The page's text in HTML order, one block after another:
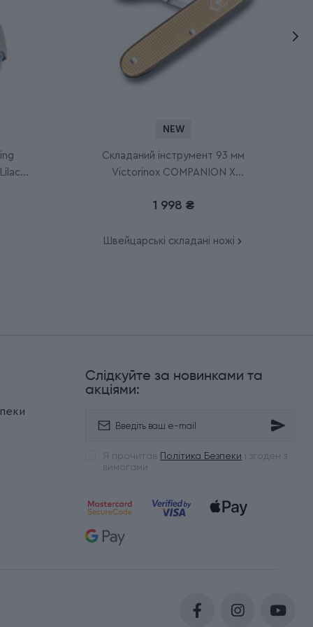
NEW
Складаний інструмент 93 мм
Victorinox COMPANION X
1 998 ₴
Швейцарські складані ножі
Слідкуйте за новинками та
акціями:
Я прочитав Політика Безпеки і згоден з
вимогами